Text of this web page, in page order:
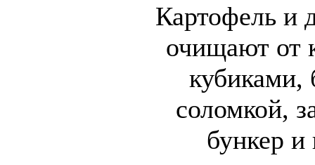
Картофель и
очищают от
кубиками,
соломкой,
бункер и